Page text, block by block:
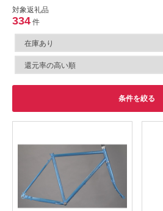
対象返礼品
334 件
条件を絞る